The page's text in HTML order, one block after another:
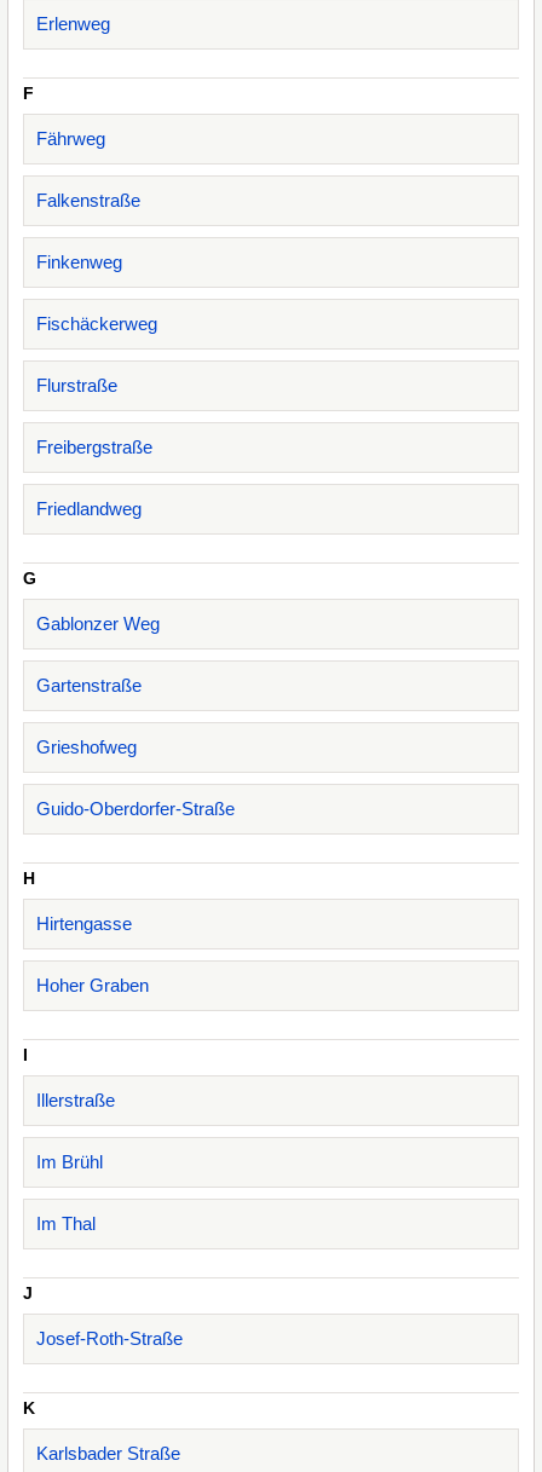
Erlenweg
F
Fährweg
Falkenstraße
Finkenweg
Fischäckerweg
Flurstraße
Freibergstraße
Friedlandweg
G
Gablonzer Weg
Gartenstraße
Grieshofweg
Guido-Oberdorfer-Straße
H
Hirtengasse
Hoher Graben
I
Illerstraße
Im Brühl
Im Thal
J
Josef-Roth-Straße
K
Karlsbader Straße